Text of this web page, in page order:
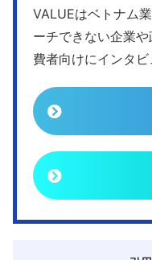
VALUEはベトナム
ーチできない企業
費者向けにインタビ